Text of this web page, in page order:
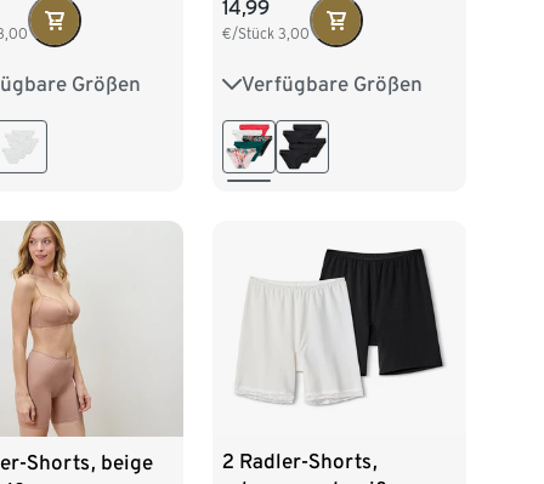
Größen
M 40/42
14,99
€/Stück3,00
Verfügbare Größen
S 36/38 M 40/42
L 44/46
Shorts, beige
2 Radler-Shorts,